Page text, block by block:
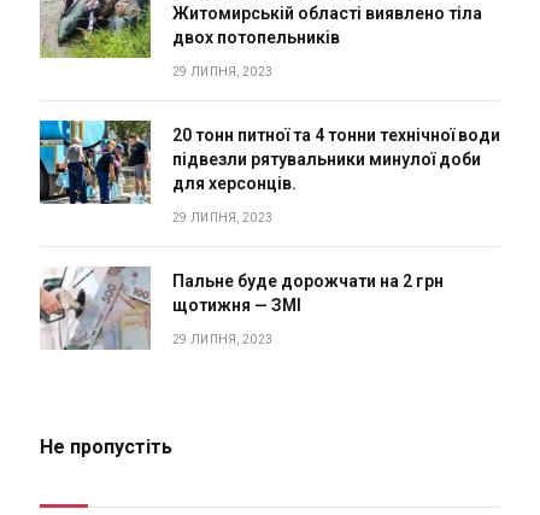
Житомирській області виявлено тіла
двох потопельників
29 ЛИПНЯ, 2023
20 тонн питної та 4 тонни технічної води
підвезли рятувальники минулої доби
для херсонців.
29 ЛИПНЯ, 2023
Пальне буде дорожчати на 2 грн
щотижня — ЗМІ
29 ЛИПНЯ, 2023
Не пропустіть